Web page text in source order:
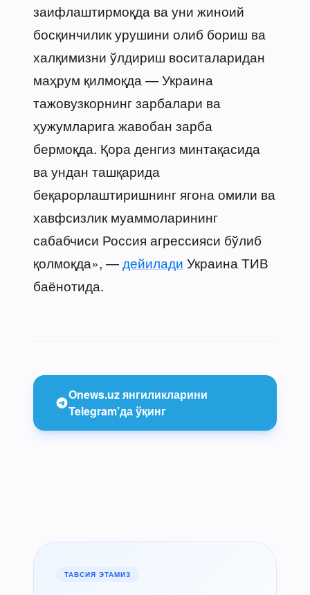
заифлаштирмоқда ва уни жиноий
босқинчилик урушини олиб бориш ва
халқимизни ўлдириш воситаларидан
маҳрум қилмоқда — Украина
тажовузкорнинг зарбалари ва
ҳужумларига жавобан зарба
бермоқда. Қора денгиз минтақасида
ва ундан ташқарида
беқарорлаштиришнинг ягона омили ва
хавфсизлик муаммоларининг
сабабчиси Россия агрессияси бўлиб
қолмоқда», —дейилади Украина ТИВ
баёнотида.
Onews.uz янгиликларини
Telegram’да ўқинг
ТАВСИЯ ЭТАМИЗ